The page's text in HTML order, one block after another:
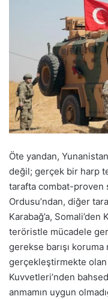
Öte yandan,
değil; gerçek bir harp
tarafta combat-proven
Ordusu’ndan, diğer
Karabağ’a, Somali’den
teröristle mücadele
gerekse barışı
gerçekleştirmekte
Kuvvetleri’nden
anmamın uygun